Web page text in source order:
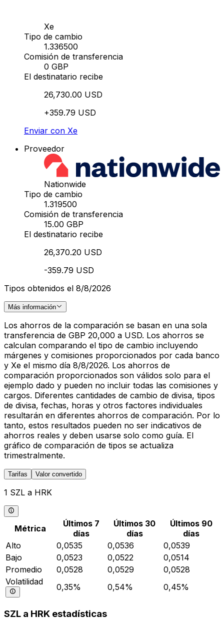
Xe
Tipo de cambio
1.336500
Comisión de transferencia
0 GBP
El destinatario recibe
26,730.00 USD
+359.79 USD
Enviar con Xe
Proveedor
Nationwide
Tipo de cambio
1.319500
Comisión de transferencia
15.00 GBP
El destinatario recibe
26,370.20 USD
-359.79 USD
Tipos obtenidos el 8/8/2026
Más información
Los ahorros de la comparación se basan en una sola
transferencia de GBP 20,000 a USD. Los ahorros se
calculan comparando el tipo de cambio incluyendo
márgenes y comisiones proporcionados por cada banco
y Xe el mismo día 8/8/2026. Los ahorros de
comparación proporcionados son válidos solo para el
ejemplo dado y pueden no incluir todas las comisiones y
cargos. Diferentes cantidades de cambio de divisa, tipos
de divisa, fechas, horas y otros factores individuales
resultarán en diferentes ahorros de comparación. Por lo
tanto, estos resultados pueden no ser indicativos de
ahorros reales y deben usarse solo como guía. El
gráfico de comparación de tipos se actualiza
trimestralmente.
Tarifas Valor convertido
1 SZL a HRK
Métrica
Últimos 7
días
Últimos 30
días
Últimos 90
días
Alto
0,0535 0,0536
0,0539
Bajo
0,0523 0,0522
0,0514
Promedio
0,0528 0,0529
0,0528
Volatilidad
0,35% 0,54% 0,45%
SZL a HRK estadísticas